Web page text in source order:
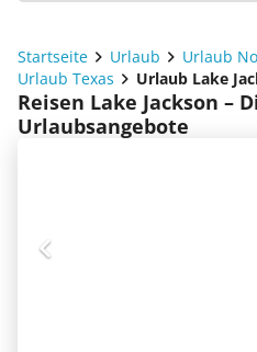
Startseite Urlaub Urlaub
Urlaub Texas
Urlaub Lake
Reisen Lake Jackson –
Urlaubsangebote